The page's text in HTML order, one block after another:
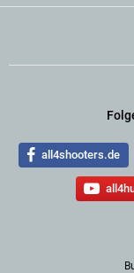
all4shooters.de